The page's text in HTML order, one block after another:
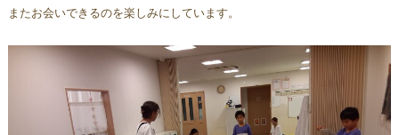
またお会いできるのを楽しみにしています。